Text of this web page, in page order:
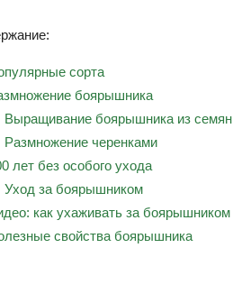
сорта
боярышника
Выращивание боярышника из семян
Размножение черенками
лет без особого ухода
Уход за боярышником
как ухаживать за боярышником
свойства боярышника